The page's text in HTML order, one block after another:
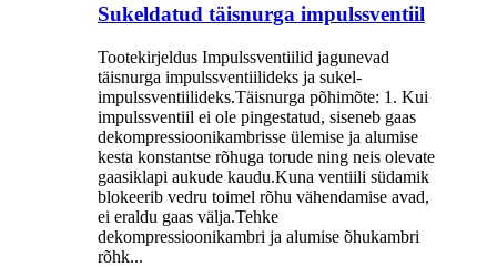
Sukeldatud täisnurga impulssventiil
Tootekirjeldus Impulssventiilid jagunevad
täisnurga impulssventiilideks ja sukel-
impulssventiilideks.Täisnurga põhimõte: 1. Kui
impulssventiil ei ole pingestatud, siseneb gaas
dekompressioonikambrisse ülemise ja alumise
kesta konstantse rõhuga torude ning neis olevate
gaasiklapi aukude kaudu.Kuna ventiili südamik
blokeerib vedru toimel rõhu vähendamise avad,
ei eraldu gaas välja.Tehke
dekompressioonikambri ja alumise õhukambri
rõhk...